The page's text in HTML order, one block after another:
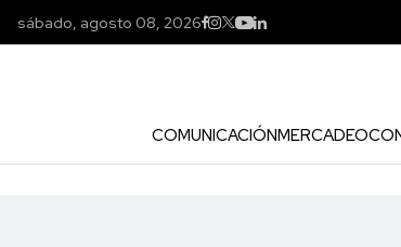
sábado, agosto 08, 2026
COMUNICACIÓNMERCADEO